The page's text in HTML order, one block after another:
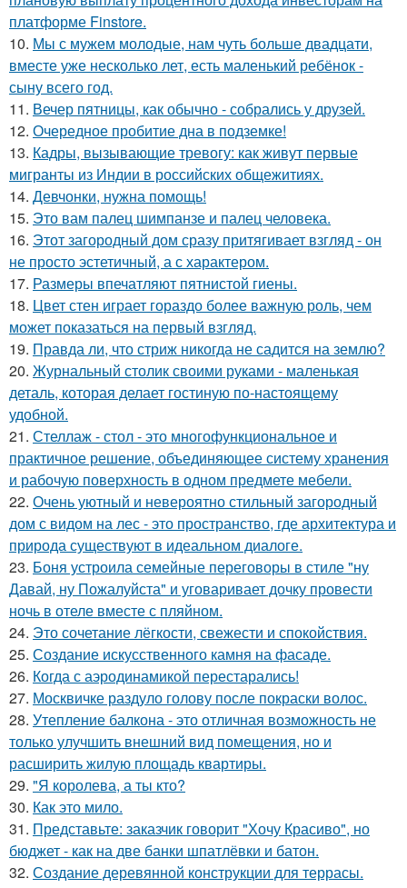
платформе Finstore.
10. Мы с мужем молодые, нам чуть больше двадцати,
вместе уже несколько лет, есть маленький ребёнок -
сыну всего год.
11. Вечер пятницы, как обычно - собрались у друзей.
12. Очередное пробитие дна в подземке!
13. Кадры, вызывающие тревогу: как живут первые
мигранты из Индии в российских общежитиях.
14. Девчонки, нужна помощь!
15. Это вам палец шимпанзе и палец человека.
16. Этот загородный дом сразу притягивает взгляд - он
не просто эстетичный, а с характером.
17. Размеры впечатляют пятнистой гиены.
18. Цвет стен играет гораздо более важную роль, чем
может показаться на первый взгляд.
19. Правда ли, что стриж никогда не садится на землю?
20. Журнальный столик своими руками - маленькая
деталь, которая делает гостиную по-настоящему
удобной.
21. Стеллаж - стол - это многофункциональное и
практичное решение, объединяющее систему хранения
и рабочую поверхность в одном предмете мебели.
22. Очень уютный и невероятно стильный загородный
дом с видом на лес - это пространство, где архитектура и
природа существуют в идеальном диалоге.
23. Боня устроила семейные переговоры в стиле "ну
Давай, ну Пожалуйста" и уговаривает дочку провести
ночь в отеле вместе с пляйном.
24. Это сочетание лёгкости, свежести и спокойствия.
25. Создание искусственного камня на фасаде.
26. Когда с аэродинамикой перестарались!
27. Москвичке раздуло голову после покраски волос.
28. Утепление балкона - это отличная возможность не
только улучшить внешний вид помещения, но и
расширить жилую площадь квартиры.
29. "Я королева, а ты кто?
30. Как это мило.
31. Представьте: заказчик говорит "Хочу Красиво", но
бюджет - как на две банки шпатлёвки и батон.
32. Создание деревянной конструкции для террасы.